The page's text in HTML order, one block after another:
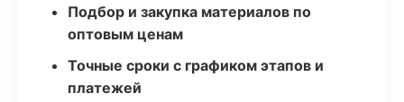
Подбор и закупка материалов по
оптовым ценам
Точные сроки с графиком этапов и
платежей